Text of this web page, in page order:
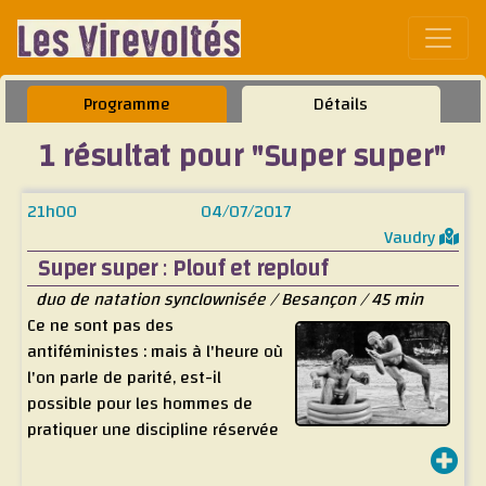
Programme Détails
1 résultat pour "Super super"
04/07/2017
21h00
Vaudry
Super super:Plouf et replouf
duo de natation synclownisée / Besançon / 45 min
Ce ne sont pas des
antiféministes : mais à l'heure où
l'on parle de parité, est-il
possible pour les hommes de
pratiquer une discipline réservée